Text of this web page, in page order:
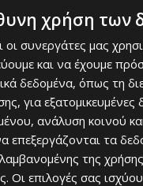
δεν θα πάρω στην
χρήση των
οι συνεργάτες μας
και να έχουμε
δεδομένα, όπως τη
για
ανάλυση κοινού
επεξεργάζονται τα
της
Οι επιλογές σας